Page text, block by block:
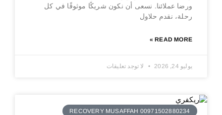
ورضا عملائنا. نسعى أن نكون شريكًا موثوقًا في كل
رحلة، نقدم حلاول
READ MORE »
يوليو 24, 2026 لا توجد تعليقات
RECOVERY MUSAFFAH 00971502880234